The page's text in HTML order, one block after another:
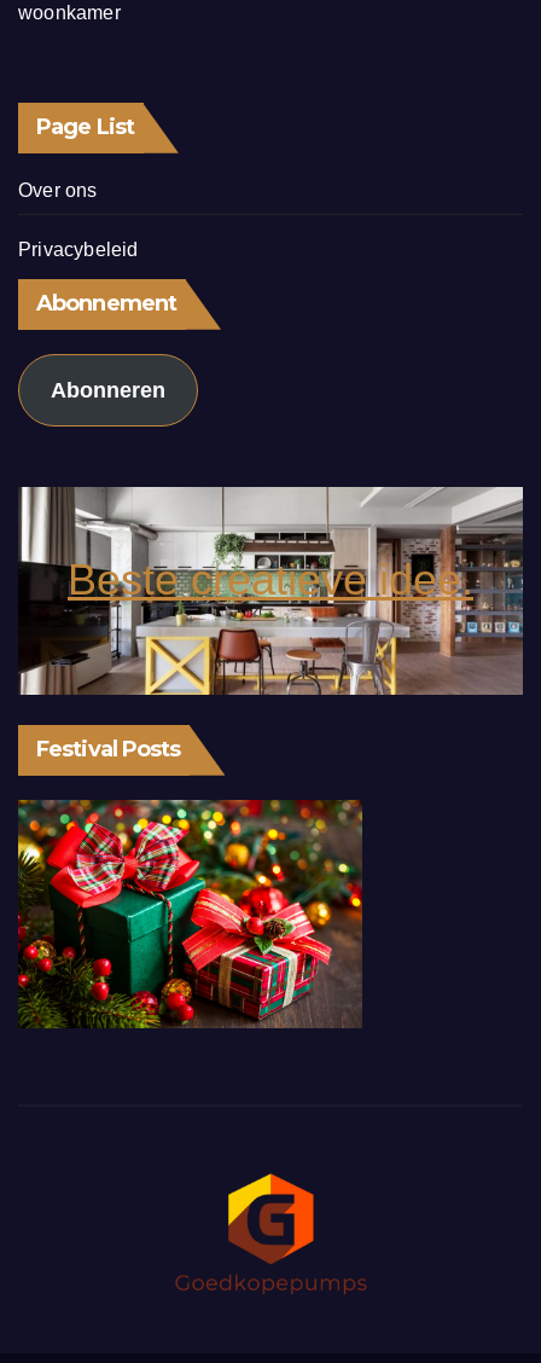
woonkamer
Page List
Over ons
Privacybeleid
Abonnement
Abonneren
Beste creatieve idee.
Festival Posts